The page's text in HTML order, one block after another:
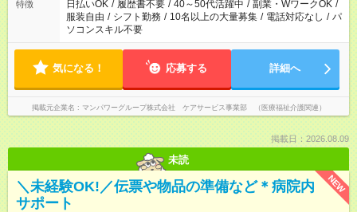
特徴 日払いOK / 履歴書不要 / 40～50代活躍中 / 副業・WワークOK /
服装自由 / シフト勤務 / 10名以上の大量募集 / 電話対応なし / パ
ソコンスキル不要
気になる！ 応募する 詳細へ
掲載元企業名 マンパワーグループ株式会社 ケアサービス事業部 （医療福祉介護関連）
掲載日：2026.08.09
未読
NEW
＼未経験OK!／伝票や物品の準備など＊病院内
サポート